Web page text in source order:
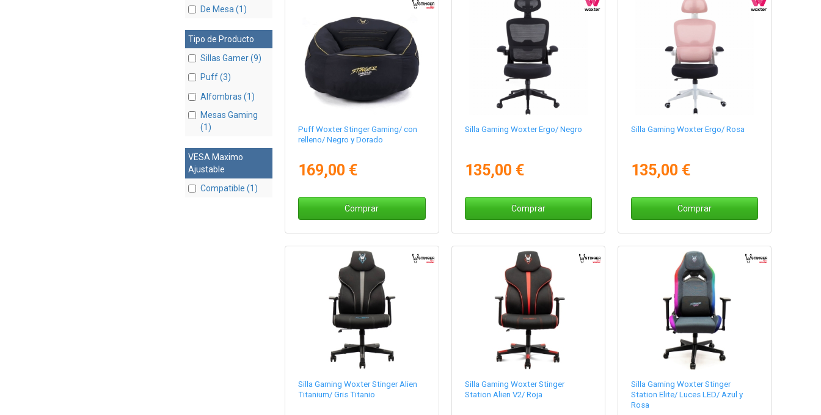
De Mesa (1)
Tipo de Producto
Sillas Gamer (9)
Puff (3)
Alfombras (1)
Mesas Gaming
(1)
VESA Maximo
Ajustable
Compatible (1)
Puff Woxter Stinger Gaming/ con
relleno/ Negro y Dorado
169,00 €
Comprar
Silla Gaming Woxter Ergo/ Negro
135,00 €
Comprar
Silla Gaming Woxter Ergo/ Rosa
135,00 €
Comprar
Silla Gaming Woxter Stinger Alien
Titanium/ Gris Titanio
Silla Gaming Woxter Stinger
Station Alien V2/ Roja
Silla Gaming Woxter Stinger
Station Elite/ Luces LED/ Azul y
Rosa